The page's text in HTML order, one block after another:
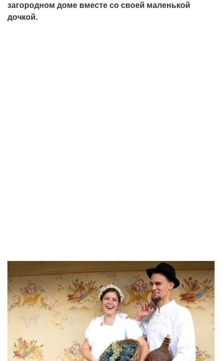
загородном доме вместе со своей маленькой
дочкой.